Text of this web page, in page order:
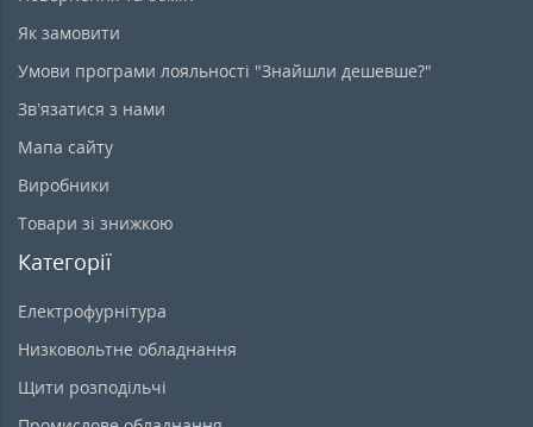
Як замовити
Умови програми лояльності "Знайшли дешевше?"
Зв’язатися з нами
Мапа сайту
Виробники
Товари зі знижкою
Категорії
Електрофурнітура
Низковольтне обладнання
Щити розподільчі